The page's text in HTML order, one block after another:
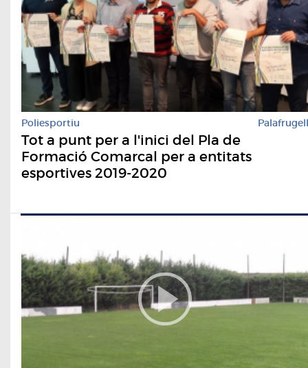
Poliesportiu Palafrugell
Tot a punt per a l'inici del Pla de
Formació Comarcal per a entitats
esportives 2019-2020